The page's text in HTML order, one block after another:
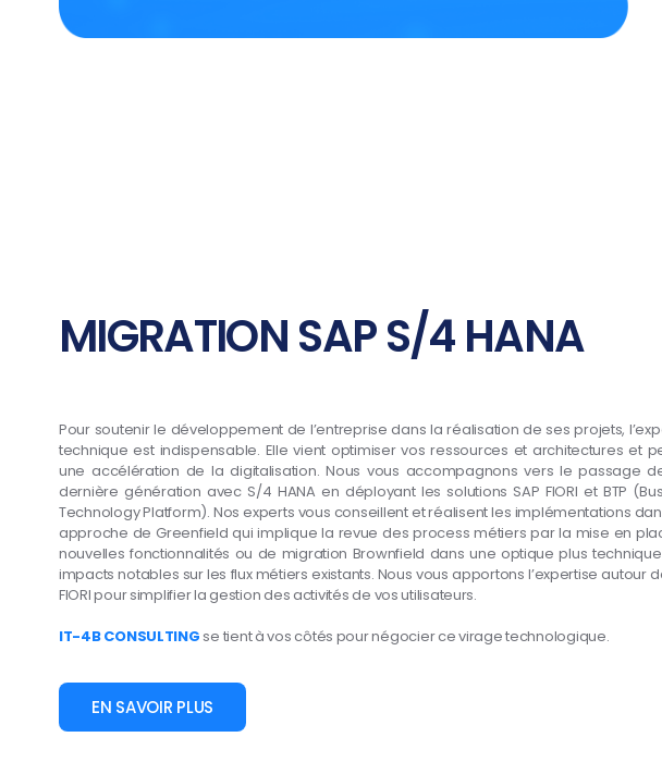
MIGRATION SAP S/4 HANA
Pour soutenir le développement de l’entreprise dans la réalisation de ses projets,
technique est indispensable. Elle vient optimiser vos ressources et architectures et
une accélération de la digitalisation. Nous vous accompagnons vers le passage
dernière génération avec S/4 HANA en déployant les solutions SAP FIORI et BTP
Technology Platform). Nos experts vous conseillent et réalisent les implémentations
approche de Greenfield qui implique la revue des process métiers par la mise en
nouvelles fonctionnalités ou de migration Brownfield dans une optique plus
impacts notables sur les flux métiers existants. Nous vous apportons l’expertise autour
FIORI pour simplifier la gestion des activités de vos utilisateurs.
IT-4B CONSULTING se tient à vos côtés pour négocier ce virage technologique.
EN SAVOIR PLUS